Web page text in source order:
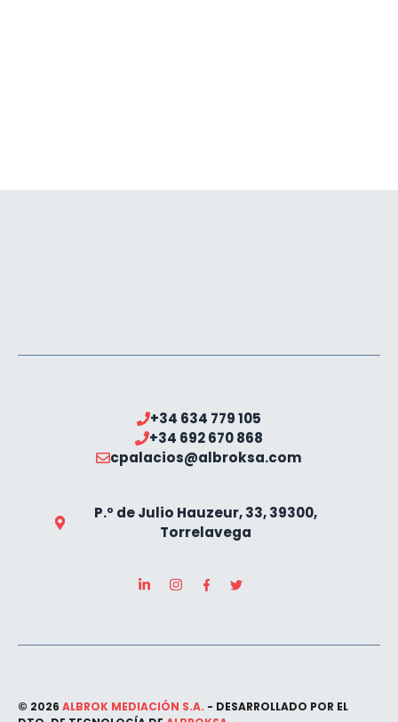
+34 634 779 105
+34 692 670 868
cpalacios@albroksa.com
P.º de Julio Hauzeur, 33, 39300,
Torrelavega
© 2026 ALBROK MEDIACIÓN S.A. - DESARROLLADO POR EL